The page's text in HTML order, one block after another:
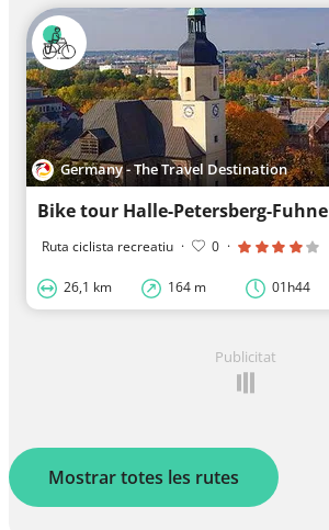
Germany - The Travel Destination
Bike tour Halle-Petersberg-Fuhne
Ruta ciclista recreatiu · 0 ·
26,1 km 164 m 01h44
Publicitat
Mostrar totes les rutes